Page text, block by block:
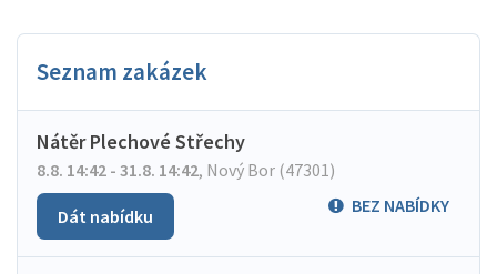
Seznam zakázek
Nátěr Plechové Střechy
8.8. 14:42 - 31.8. 14:42, Nový Bor (47301)
BEZ NABÍDKY
Dát nabídku